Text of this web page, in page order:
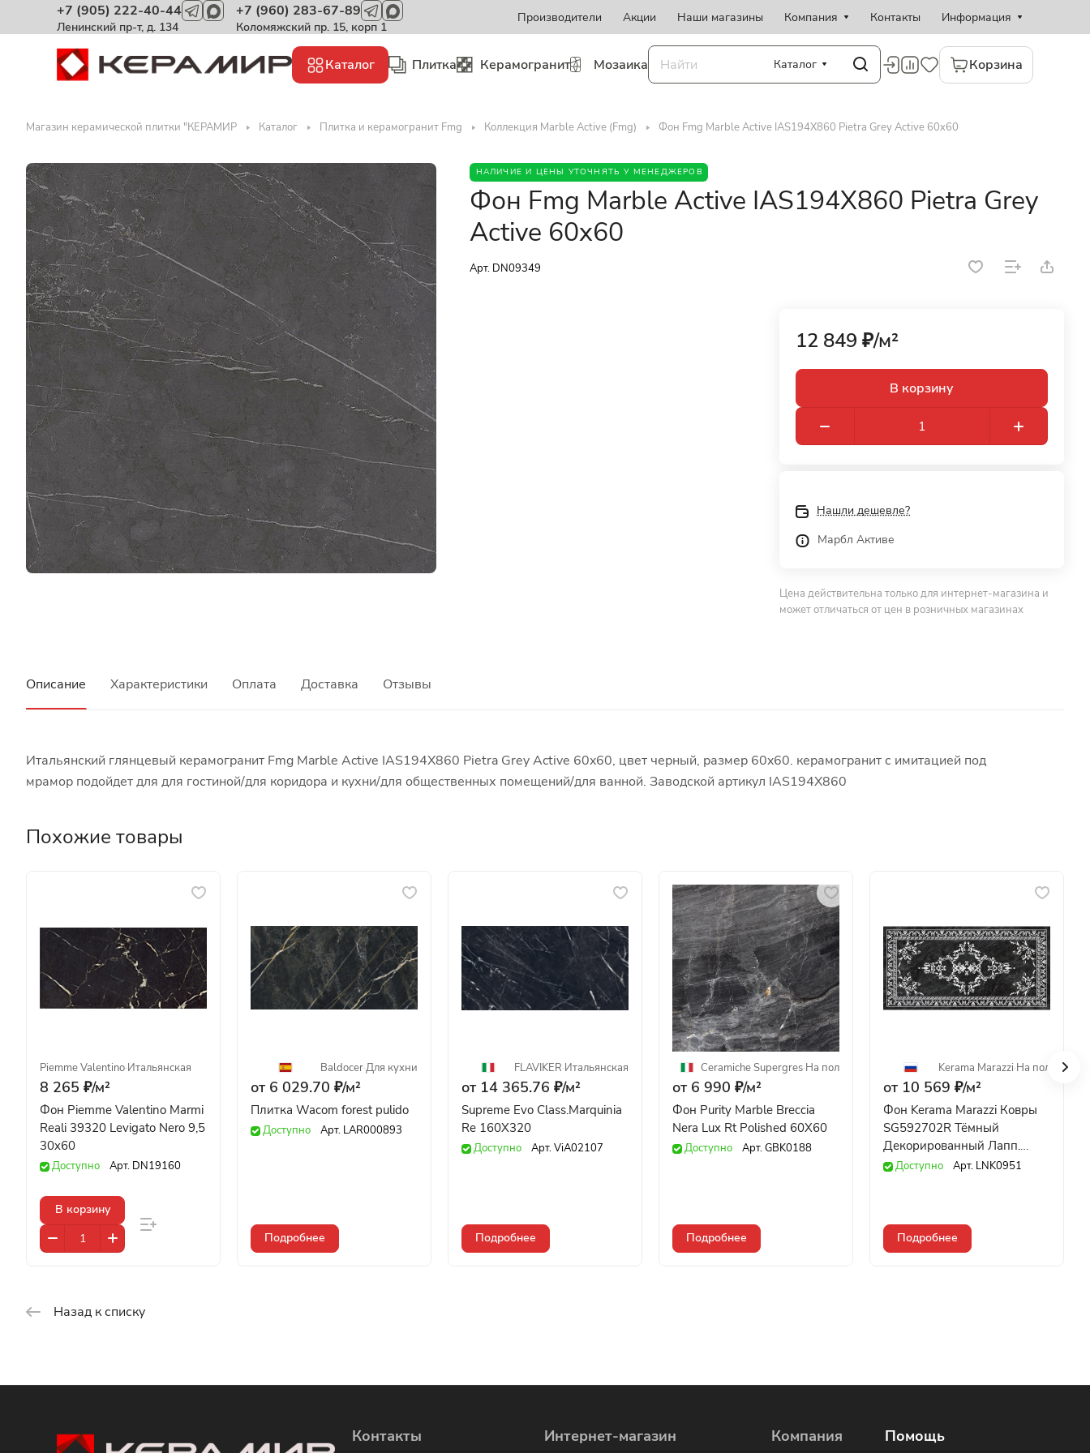
+7 (905) 222-40-44
Ленинский пр-т, д. 134
+7 (960) 283-67-89
Коломяжский пр. 15, корп 1
Производители Акции Наши магазины Компания Контакты Информация
Каталог Плитка Керамогранит Мозаика Каталог Корзина
Магазин керамической плитки "КЕРАМИР Каталог Плитка и керамогранит Fmg Коллекция Marble Active (Fmg) Фон Fmg Marble Active IAS194X860 Pietra Grey Active 60x60
НАЛИЧИЕ И ЦЕНЫ УТОЧНЯТЬ У МЕНЕДЖЕРОВ
Фон Fmg Marble Active IAS194X860 Pietra Grey
Active 60x60
Арт. DN09349
12 849 ₽/м²
В корзину
Нашли дешевле?
Марбл Активе
Цена действительна только для интернет-магазина и
может отличаться от цен в розничных магазинах
Описание Характеристики Оплата Доставка Отзывы
Итальянский глянцевый керамогранит Fmg Marble Active IAS194X860 Pietra Grey Active 60x60, цвет черный, размер 60x60. керамогранит с имитацией под
мрамор подойдет для для гостиной/для коридора и кухни/для общественных помещений/для ванной. Заводской артикул IAS194X860
Похожие товары
Piemme Valentino·Итальянская
8 265 ₽/м²
Фон Piemme Valentino Marmi
Reali 39320 Levigato Nero 9,5
30x60
Доступно Арт. DN19160
В корзину
Baldocer·Для кухни
от 6 029.70 ₽/м²
Плитка Wacom forest pulido
Доступно Арт. LAR000893
Подробнее
FLAVIKER·Итальянская
от 14 365.76 ₽/м²
Supreme Evo Class.Marquinia
Re 160X320
Доступно Арт.ViA02107
Подробнее
Ceramiche Supergres·На пол
от 6 990 ₽/м²
Фон Purity Marble Breccia
Nera Lux Rt Polished 60X60
Доступно Арт.GBK0188
Подробнее
Kerama Marazzi·На пол
от 10 569 ₽/м²
Фон Kerama Marazzi Ковры
SG592702R Тёмный
Декорированный Лапп.
119,5x238,5
Доступно Арт. LNK0951
Подробнее
Назад к списку
Контакты
Интернет-магазин
Компания
Помощь